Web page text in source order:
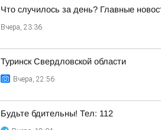
Что случилось за день? Главные
Вчера, 23:36
Туринск Свердловской области
Вчера, 22:56
Будьте бдительны! Тел: 112